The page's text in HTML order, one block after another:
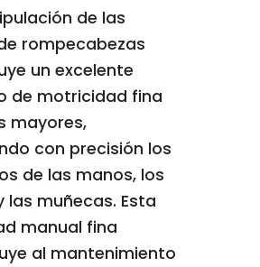
de las
rompecabezas
un excelente
de motricidad fina
mayores,
con precisión los
de las manos, los
las muñecas. Esta
manual fina
al mantenimiento